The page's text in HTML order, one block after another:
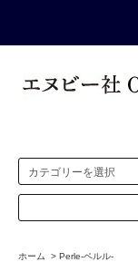
ホーム > Perle-ペルル-